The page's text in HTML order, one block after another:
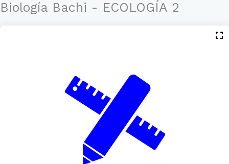
IrBiología Bachi - ECOLOGÍA 2